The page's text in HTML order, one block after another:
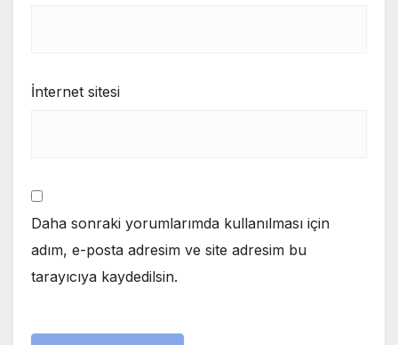
İnternet sitesi
Daha sonraki yorumlarımda kullanılması için
adım, e-posta adresim ve site adresim bu
tarayıcıya kaydedilsin.